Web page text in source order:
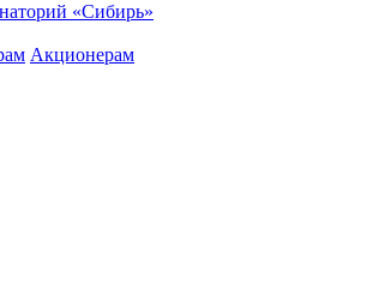
«Сибирь»
Акционерам